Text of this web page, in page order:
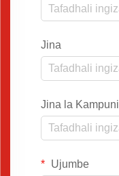
Jina
Jina la Kampuni
Ujumbe